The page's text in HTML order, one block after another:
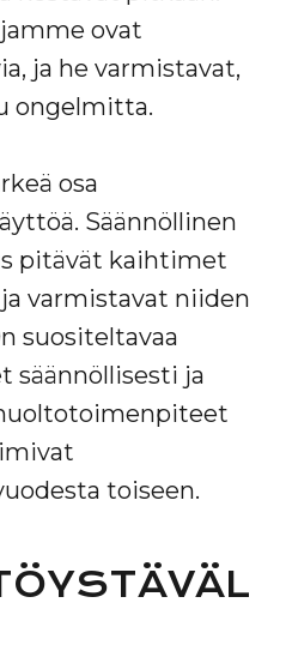
ovat
ja he varmistavat,
ongelmitta.
osa
Säännöllinen
pitävät kaihtimet
varmistavat niiden
suositeltavaa
säännöllisesti ja
toiseen.